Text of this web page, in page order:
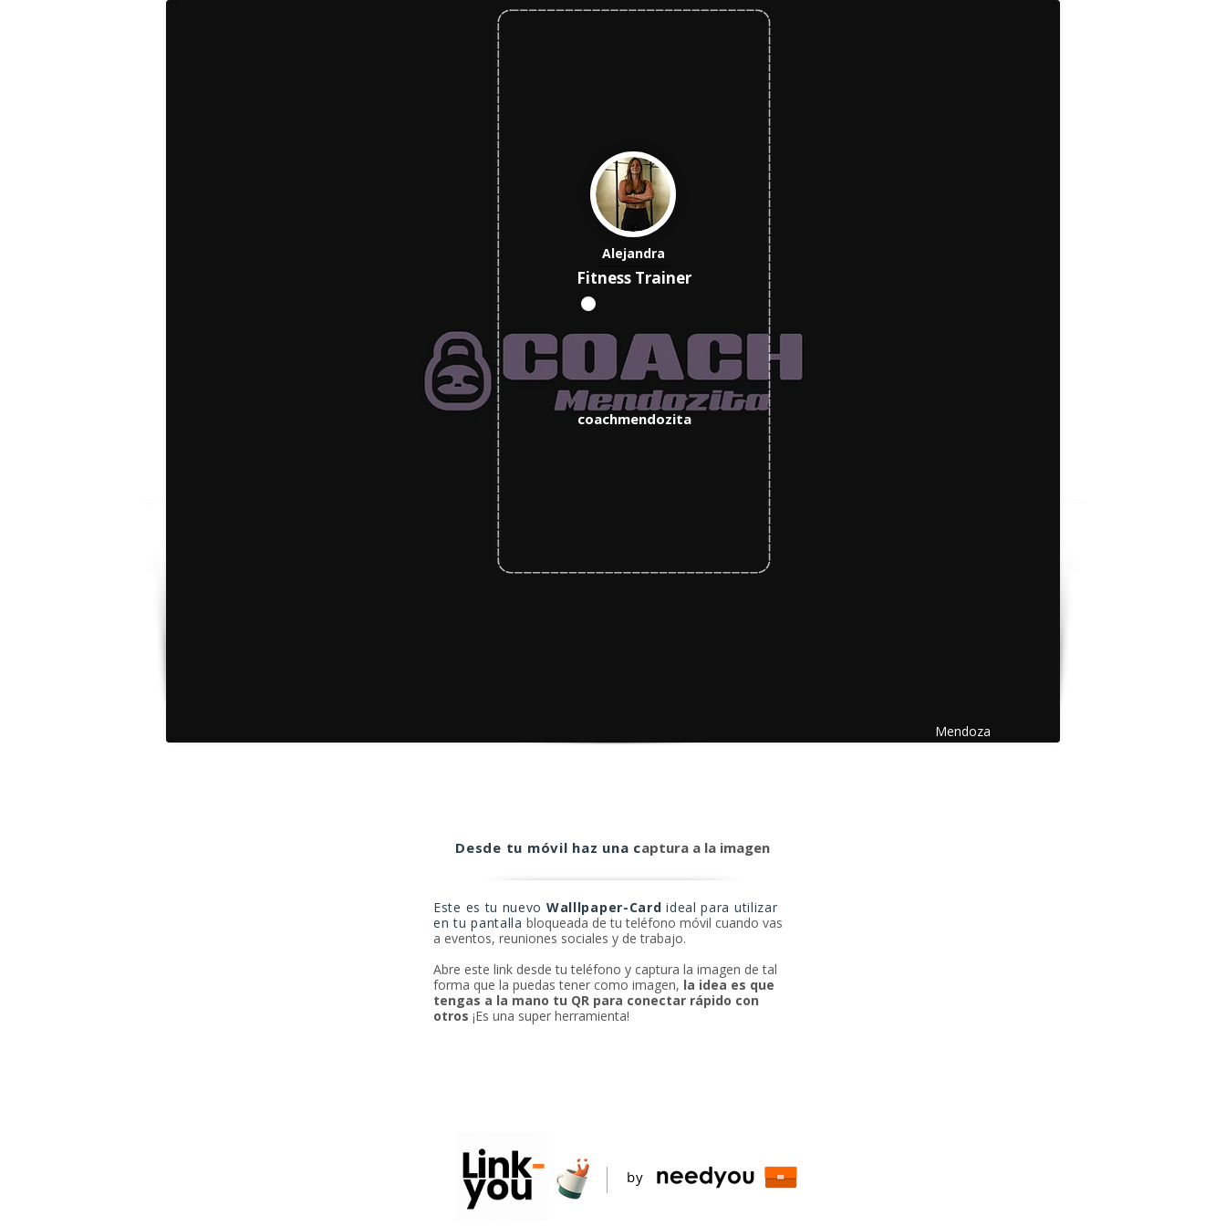
coachmendozita
Alejandra
Fitness Trainer
Mendoza
Desde tu móvil haz una captura a la imagen
Este es tu nuevo Walllpaper-Card ideal para utilizar
en tu pantalla bloqueada de tu teléfono móvil cuando vas
a eventos, reuniones sociales y de trabajo.
Abre este link desde tu teléfono y captura la imagen de tal
forma que la puedas tener como imagen, la idea es que
tengas a la mano tu QR para conectar rápido con
otros ¡Es una super herramienta!
by